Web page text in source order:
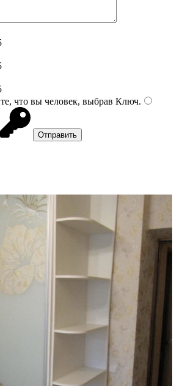
что вы человек, выбрав Ключ.